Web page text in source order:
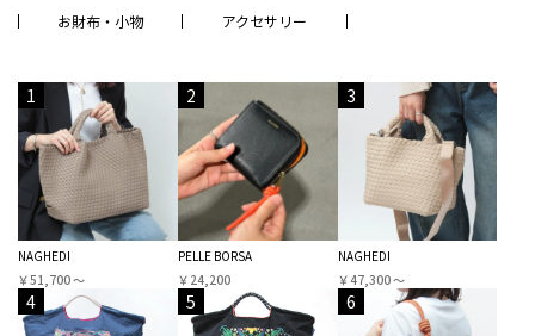
お財布・小物
アクセサリー
1
NAGHEDI
￥51,700 〜
2
PELLE BORSA
￥24,200
3
NAGHEDI
￥47,300 〜
4 5 6